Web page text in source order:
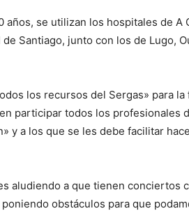
se utilizan los hospitales de A
Santiago, junto con los de Lugo,
los recursos del Sergas» para la
participar todos los profesionales
y a los que se les debe facilitar
aludiendo a que tienen conciertos
obstáculos para que